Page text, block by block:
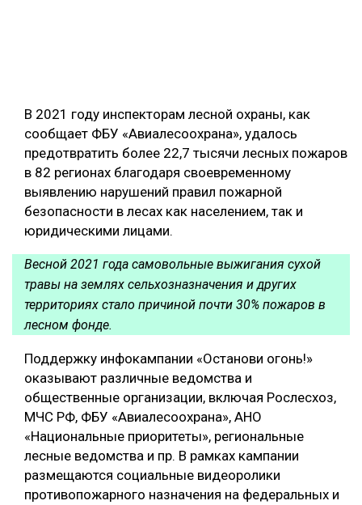
В 2021 году инспекторам лесной охраны, как
сообщает ФБУ «Авиалесоохрана», удалось
предотвратить более 22,7 тысячи лесных пожаров
в 82 регионах благодаря своевременному
выявлению нарушений правил пожарной
безопасности в лесах как населением, так и
юридическими лицами.
Весной 2021 года самовольные выжигания сухой
травы на землях сельхозназначения и других
территориях стало причиной почти 30% пожаров в
лесном фонде.
Поддержку инфокампании «Останови огонь!»
оказывают различные ведомства и
общественные организации, включая Рослесхоз,
МЧС РФ, ФБУ «Авиалесоохрана», АНО
«Национальные приоритеты», региональные
лесные ведомства и пр. В рамках кампании
размещаются социальные видеоролики
противопожарного назначения на федеральных и